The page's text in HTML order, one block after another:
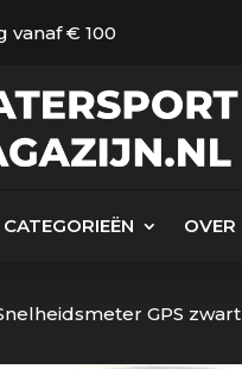
vanaf € 100
CATEGORIEËN OVER
GPS zwart